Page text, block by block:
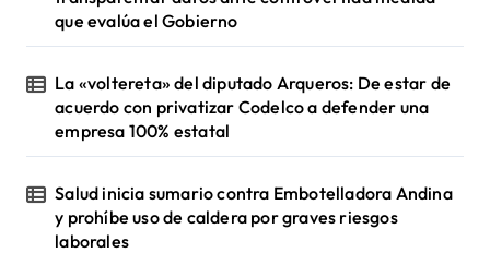
que evalúa el Gobierno
La «voltereta» del diputado Arqueros: De estar de
acuerdo con privatizar Codelco a defender una
empresa 100% estatal
Salud inicia sumario contra Embotelladora Andina
y prohíbe uso de caldera por graves riesgos
laborales